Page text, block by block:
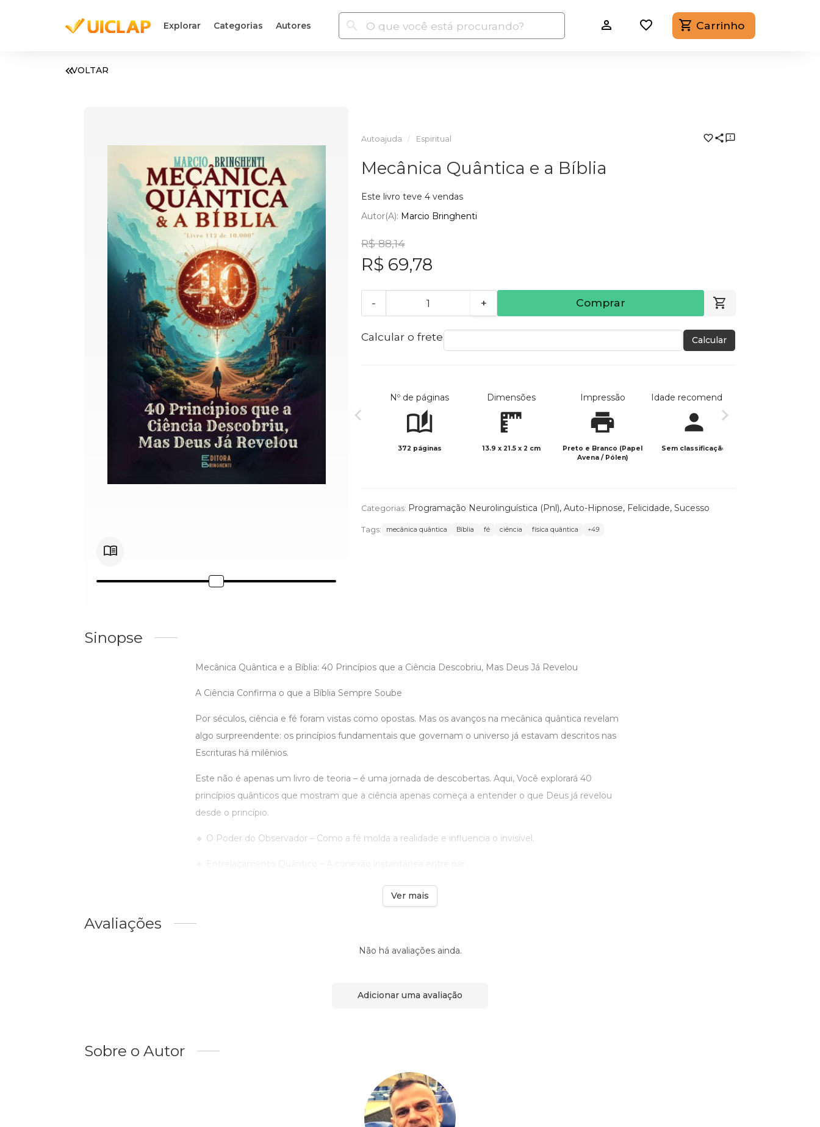
Explorar Categorias Autores Carrinho
VOLTAR
Autoajuda Espiritual
Mecânica Quântica e a Bíblia
Este livro teve 4 vendas
Autor(a): Marcio Bringhenti
R$ 88,14
R$ 69,78
- + Comprar
Calcular o frete Calcular
Nº de páginas
372 páginas
Dimensões
13.9 x 21.5 x 2 cm
Impressão
Preto e Branco (Papel
Avena / Pólen)
Idade recomendada
Sem classificação
Categorias: Programação Neurolinguística (Pnl), Auto-Hipnose, Felicidade, Sucesso
Tags: mecânica quântica Bíblia fé ciência física quântica +49
Sinopse
Mecânica Quântica e a Bíblia: 40 Princípios que a Ciência Descobriu, Mas Deus Já Revelou
A Ciência Confirma o que a Bíblia Sempre Soube
Por séculos, ciência e fé foram vistas como opostas. Mas os avanços na mecânica quântica revelam
algo surpreendente: os princípios fundamentais que governam o universo já estavam descritos nas
Escrituras há milênios.
Este não é apenas um livro de teoria – é uma jornada de descobertas. Aqui, Você explorará 40
princípios quânticos que mostram que a ciência apenas começa a entender o que Deus já revelou
desde o princípio.
🔹 O Poder do Observador – Como a fé molda a realidade e influencia o invisível.
Ver mais
Avaliações
Não há avaliações ainda.
Adicionar uma avaliação
Sobre o Autor